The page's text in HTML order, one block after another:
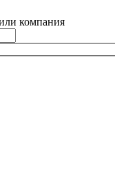
компания